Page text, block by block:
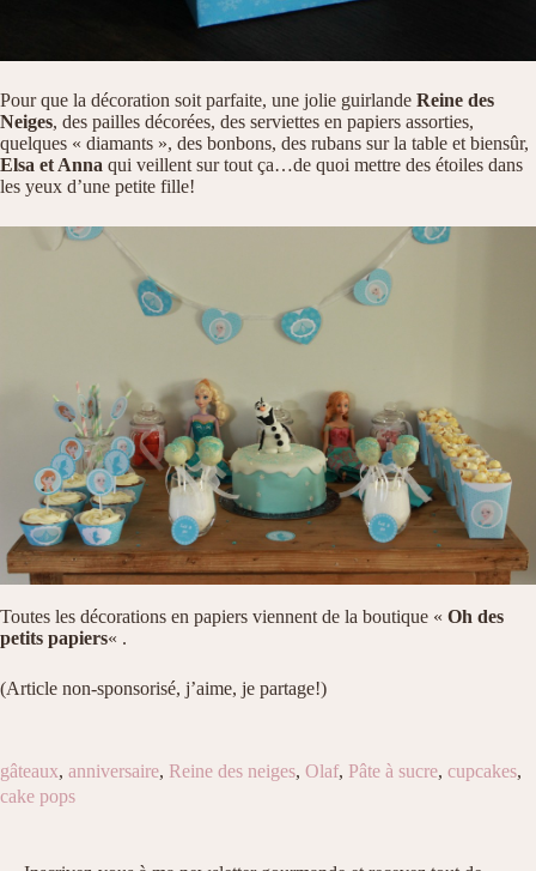
Pour que la décoration soit parfaite, une jolie guirlande Reine des
Neiges, des pailles décorées, des serviettes en papiers assorties,
quelques « diamants », des bonbons, des rubans sur la table et biensûr,
Elsa et Anna qui veillent sur tout ça…de quoi mettre des étoiles dans
les yeux d’une petite fille!
Toutes les décorations en papiers viennent de la boutique « Oh des
petits papiers« .
(Article non-sponsorisé, j’aime, je partage!)
gâteaux, anniversaire, Reine des neiges, Olaf, Pâte à sucre, cupcakes,
cake pops